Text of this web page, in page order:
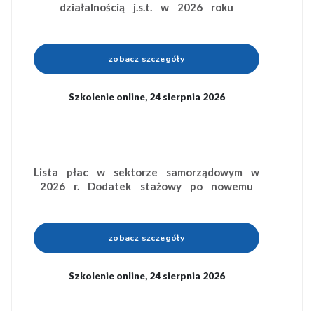
działalnością j.s.t. w 2026 roku
zobacz szczegóły
Szkolenie online, 24 sierpnia 2026
Lista płac w sektorze samorządowym w
2026 r. Dodatek stażowy po nowemu
zobacz szczegóły
Szkolenie online, 24 sierpnia 2026